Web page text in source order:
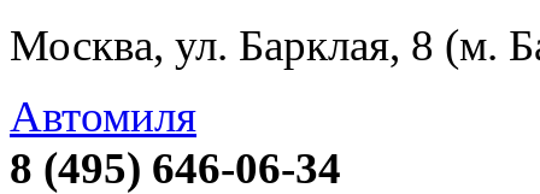
Москва, ул. Барклая, 8 (м.
Автомиля
8 (495) 646-06-34